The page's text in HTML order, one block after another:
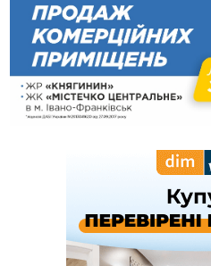
10:09
Яремчанський суд виніс
вкрав із супермаркету
09:53
В урочищі біля Галича
вагову гирку XII–XIII століть
09:39
У Франківську медики
на аорті
У Богородчанах на
хлопчика з велосипедом
Загальна площа всіх
футбольних полів
На "зебрі" у Франківську